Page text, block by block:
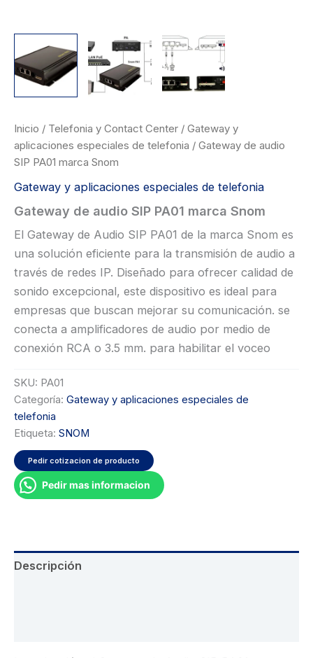
Inicio / Telefonia y Contact Center / Gateway y
aplicaciones especiales de telefonia / Gateway de audio
SIP PA01 marca Snom
Gateway y aplicaciones especiales de telefonia
Gateway de audio SIP PA01 marca Snom
El Gateway de Audio SIP PA01 de la marca Snom es
una solución eficiente para la transmisión de audio a
través de redes IP. Diseñado para ofrecer calidad de
sonido excepcional, este dispositivo es ideal para
empresas que buscan mejorar su comunicación. se
conecta a amplificadores de audio por medio de
conexión RCA o 3.5 mm. para habilitar el voceo
SKU: PA01
Categoría: Gateway y aplicaciones especiales de
telefonia
Etiqueta: SNOM
Pedir cotizacion de producto
Pedir mas informacion
Descripción